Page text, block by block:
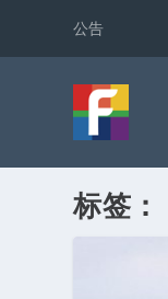
公告
标签：